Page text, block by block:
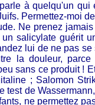
à quelqu'un
Permettez-moi
Ne prenez
un salicylate guérit
lui de ne pas
la douleur,
sans ce produit !
; Salomon
test de
ne permettez